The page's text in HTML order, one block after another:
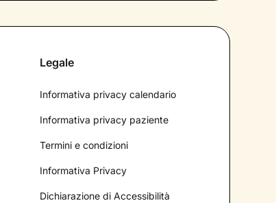
Legale
Informativa privacy calendario
Informativa privacy paziente
Termini e condizioni
Informativa Privacy
Dichiarazione di Accessibilità